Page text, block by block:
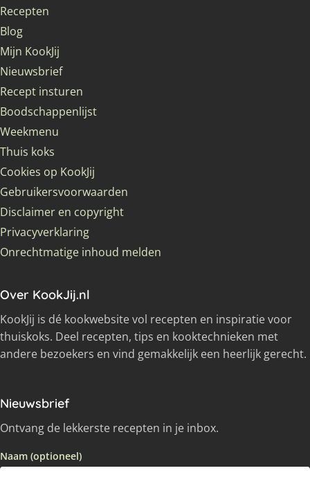
Recepten
Blog
Mijn KookJij
Nieuwsbrief
Recept insturen
Boodschappenlijst
Weekmenu
Thuis koks
Cookies op KookJij
Gebruikersvoorwaarden
Disclaimer en copyright
Privacyverklaring
Onrechtmatige inhoud melden
Over KookJij.nl
KookJij is dé kookwebsite vol recepten en inspiratie voor
thuiskoks. Deel recepten, tips en kooktechnieken met
andere bezoekers en vind gemakkelijk een heerlijk gerecht.
Nieuwsbrief
Ontvang de lekkerste recepten in je inbox.
Naam (optioneel)